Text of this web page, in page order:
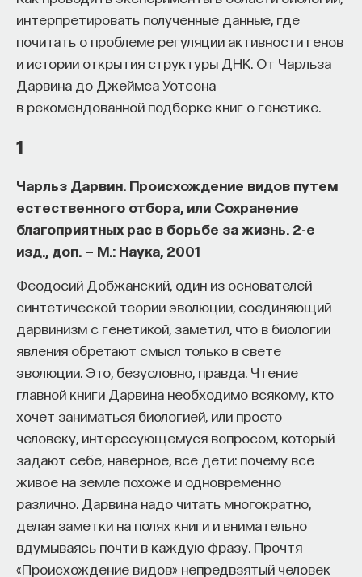
интерпретировать полученные данные, где
почитать о проблеме регуляции активности генов
и истории открытия структуры ДНК. От Чарльза
Дарвина до Джеймса Уотсона
в рекомендованной подборке книг о генетике.
1
Чарльз Дарвин. Происхождение видов путем
естественного отбора, или Сохранение
благоприятных рас в борьбе за жизнь. 2-е
изд., доп. — М.: Наука, 2001
Феодосий Добжанский, один из основателей
синтетической теории эволюции, соединяющий
дарвинизм с генетикой, заметил, что в биологии
явления обретают смысл только в свете
эволюции. Это, безусловно, правда. Чтение
главной книги Дарвина необходимо всякому, кто
хочет заниматься биологией, или просто
человеку, интересующемуся вопросом, который
задают себе, наверное, все дети: почему все
живое на земле похоже и одновременно
различно. Дарвина надо читать многократно,
делая заметки на полях книги и внимательно
вдумываясь почти в каждую фразу. Прочтя
«Происхождение видов» непредвзятый человек
начала».
Слушатели курса убедятся в том, что
философский поиск — это не только каскад
занимательных головоломок, но и набор
инструментов, жизненно необходимых для
современного человека.
— Овладеете ключевыми для независимого
мышления навыками: научитесь критически
воспринимать информацию и логично
зрения.
— Узнаете, как философия отвечает
на основополагающие вопросы человечества: что
такое пространство и что такое время? Что
значит мыслить и что представляет собой наше
сознание? Реальна ли реальность и откуда
мы знаем то, что знаем? Существует ли в мире
свобода?
— Переосмыслите границы доверия
собственному знанию.
Автор курса:Диана Гаспарян — кандидат
философских наук, профессор Школы философии